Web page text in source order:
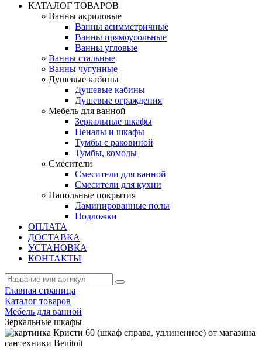
КАТАЛОГ ТОВАРОВ
Ванны акриловые
Ванны асимметричные
Ванны прямоугольные
Ванны угловые
Ванны стальные
Ванны чугунные
Душевые кабины
Душевые кабины
Душевые ограждения
Мебель для ванной
Зеркальные шкафы
Пеналы и шкафы
Тумбы с раковиной
Тумбы, комоды
Смесители
Смесители для ванной
Смесители для кухни
Напольные покрытия
Ламинированные полы
Подложки
ОПЛАТА
ДОСТАВКА
УСТАНОВКА
КОНТАКТЫ
Главная страница
Каталог товаров
Мебель для ванной
Зеркальные шкафы